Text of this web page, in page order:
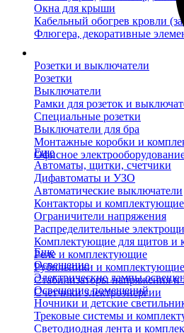
Окна для крыши
Кабельный обогрев кровли
Флюгера, декоративные
Розетки и выключатели
Розетки
Выключатели
Рамки для розеток и
Специальные розетки
Выключатели для бра
Монтажные коробки и
Офисное
Еще
Автоматы, щитки, счетчики
Дифавтоматы и УЗО
Автоматические выключатели
Контакторы и комплектующие
Ограничители напряжения
Распределительные
Комплектующие для щитов и
Реле и комплектующие
Рубильники и комплектующие
Стабилизаторы напряжения
Счетчики электроэнергии
Еще
Освещение
Электрические лампы
Освещение помещений
Ночники и детские
Трековые системы и
Светодиодная лента и